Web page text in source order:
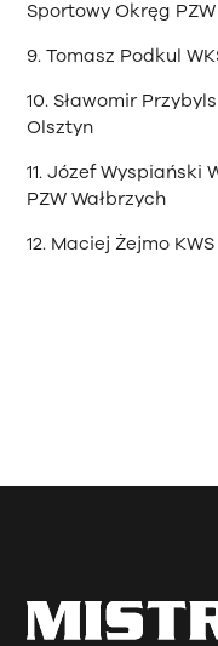
Sportowy Okręg
9. Tomasz Podkul
10. Sławomir
Olsztyn
11. Józef Wyspiański
PZW Wałbrzych
12. Maciej Żejmo